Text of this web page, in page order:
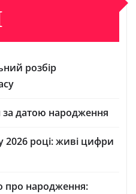
розбір
за датою народження
2026 році: живі цифри
про народження: